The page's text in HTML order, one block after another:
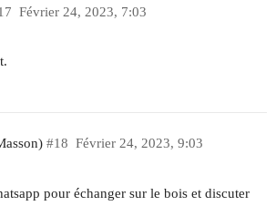
Février 24, 2023, 7:03
Février 24, 2023, 9:03
#18
pour échanger sur le bois et discuter